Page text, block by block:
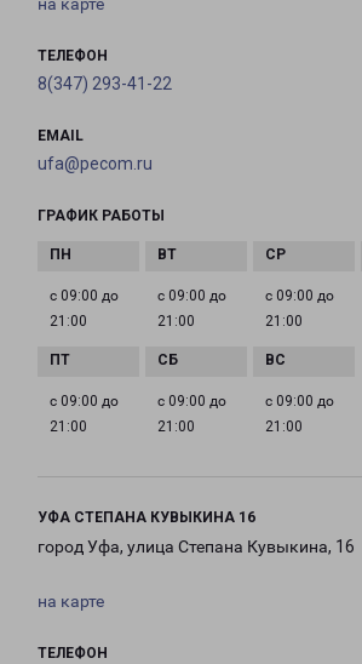
на карте
ТЕЛЕФОН
8(347) 293-41-22
EMAIL
ufa@pecom.ru
ГРАФИК РАБОТЫ
с 09:00 до
21:00
с 09:00 до
21:00
с 09:00 до
21:00
с 09:00 до
21:00
с 09:00 до
21:00
с 09:00 до
21:00
УФА СТЕПАНА КУВЫКИНА 16
город Уфа, улица Степана Кувыкина, 16
на карте
ТЕЛЕФОН